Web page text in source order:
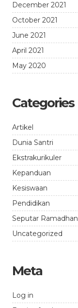
December 2021
October 2021
June 2021
April 2021
May 2020
Categories
Artikel
Dunia Santri
Ekstrakurikuler
Kepanduan
Kesiswaan
Pendidikan
Seputar Ramadhan
Uncategorized
Meta
Log in